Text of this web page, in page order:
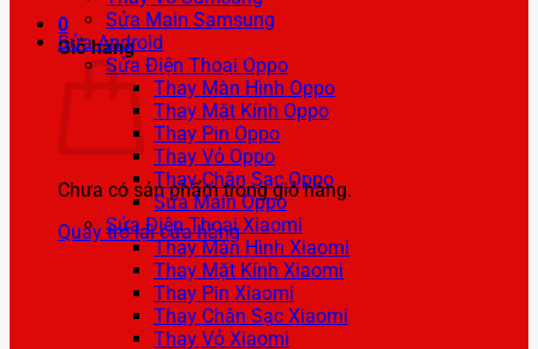
0
Giỏ hàng
Chưa có sản phẩm trong giỏ hàng.
Quay trở lại cửa hàng
Sửa Main Samsung
Sửa Android
Sửa Điện Thoại Oppo
Thay Màn Hình Oppo
Thay Mặt Kính Oppo
Thay Pin Oppo
Thay Vỏ Oppo
Thay Chân Sạc Oppo
Sửa Main Oppo
Sửa Điện Thoại Xiaomi
Thay Màn Hình Xiaomi
Thay Mặt Kính Xiaomi
Thay Pin Xiaomi
Thay Chân Sạc Xiaomi
Thay Vỏ Xiaomi